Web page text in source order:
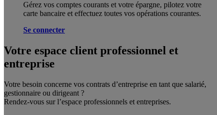
Gérez vos comptes courants et votre épargne, pilotez votre
carte bancaire et effectuez toutes vos opérations courantes.
Se connecter
Votre espace client professionnel et
entreprise
Votre besoin concerne vos contrats d’entreprise en tant que salarié,
gestionnaire ou dirigeant ?
Rendez-vous sur l’espace professionnels et entreprises.